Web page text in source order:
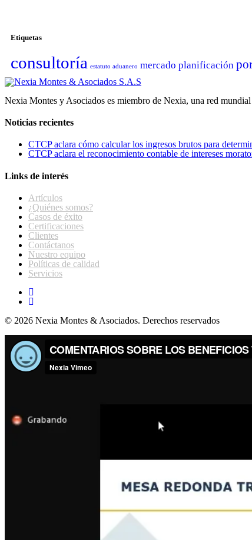
Etiquetas
consultoría estatuto aduanero mercado planificación
Nexia Montes y Asociados es miembro de Nexia, una red
Noticias recientes
CTCP aclara cómo calcular los ingresos brutos para
CTCP aclara el reconocimiento contable de intereses
Links de interés
Artículos
¿Quiénes somos?
Casos de éxito
Certificaciones
Clientes
Contáctanos
Nuestro equipo
Políticas de calidad
Servicios
© 2026 Nexia Montes & Asociados. Derechos reservados